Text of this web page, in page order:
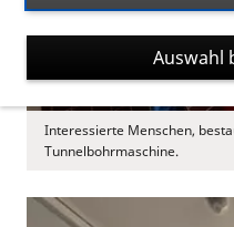
Interessierte Menschen,
Tunnelbohrmaschine.
Auswahl